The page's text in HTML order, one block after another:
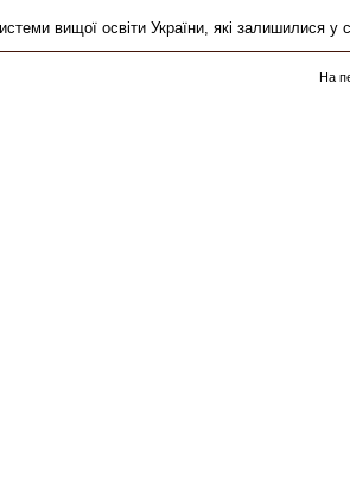
вищої освіти України, які залишилися у
На